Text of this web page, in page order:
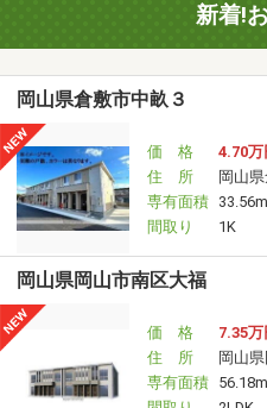
新着!
岡山県倉敷市中畝３
価 格
4.70万
住 所
岡山
専有面積
間取り
1K
岡山県岡山市南区大福
価 格
7.35万
住 所
岡山
専有面積